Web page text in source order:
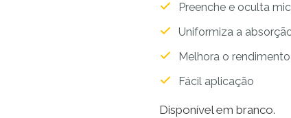
Preenche e oculta
Uniformiza a
Melhora o
Fácil aplicação
Disponível em branco.